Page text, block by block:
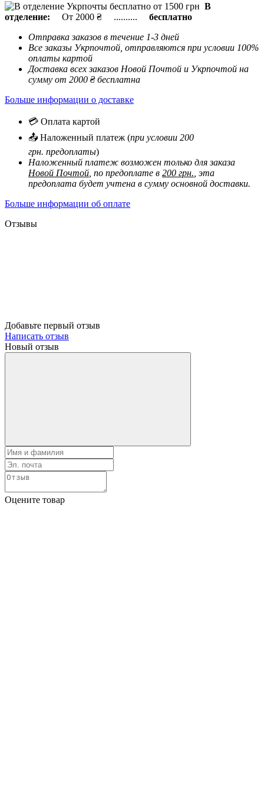
В
отделение: От 2000 ₴ .......... бесплатно
Отправка заказов в течение 1-3 дней
Все заказы Укрпочтой, отправляются при условии 100%
оплаты картой
Доставка всех заказов Новой Почтой и Укрпочтой на
сумму от 2000 ₴ бесплатна
Больше информации о доставке
💳 Оплата картой
📤 Наложенный платеж (при условии 200
грн. предоплаты)
Наложенный платеж возможен только для заказа
Новой Почтой , по предоплате в 200 грн. , эта
предоплата будет учтена в сумму основной доставки.
Больше информации об оплате
Отзывы
Добавьте первый отзыв
Написать отзыв
Новый отзыв
Оцените товар